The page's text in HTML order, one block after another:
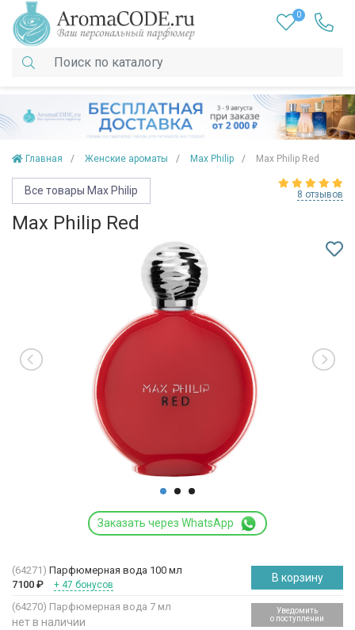
0
Главная Женские ароматы Max Philip Max Philip Red
Все товары Max Philip 8 отзывов
Max Philip Red
Заказать через WhatsApp
(64271) Парфюмерная вода 100 мл
7100 ₽ + 47 бонусов
В корзину
(64270) Парфюмерная вода 7 мл
нет в наличии
Уведомить
о поступлении